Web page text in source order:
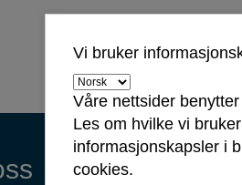
27.03.2026
Vi bruker
Våre nettsider
Les om hvilke vi
informasjonskapsler i
cookies.